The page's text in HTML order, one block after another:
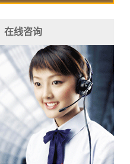
在线咨询